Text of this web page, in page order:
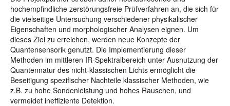
hochempfindliche zerstörungsfreie Prüfverfahren an, die sich für
die vielseitige Untersuchung verschiedener physikalischer
Eigenschaften und morphologischer Analysen eignen. Um
dieses Ziel zu erreichen, werden neue Konzepte der
Quantensensorik genutzt. Die Implementierung dieser
Methoden im mittleren IR-Spektralbereich unter Ausnutzung der
Quantennatur des nicht-klassischen Lichts ermöglicht die
Beseitigung spezifischer Nachteile klassischer Methoden, wie
z.B. zu hohe Sondenleistung und hohes Rauschen, und
vermeidet ineffiziente Detektion.